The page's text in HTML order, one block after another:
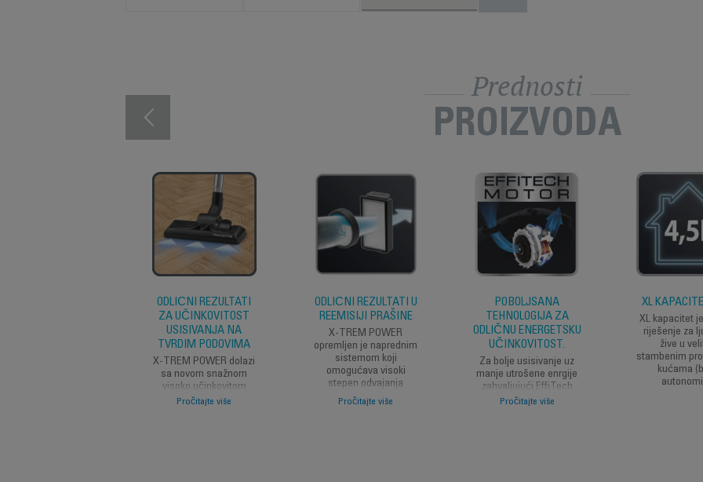
Prednosti
PROIZVODA
ODLIČNI REZULTATI
ZA UČINKOVITOST
USISIVANJA NA
TVRDIM PODOVIMA
X-TREM POWER dolazi
sa novom snažnom
visoko učinkovitom
usisnom glavom, i pruža
Pročitajte više
ODLIČNI REZULTATI U
REEMISIJI PRAŠINE
X-TREM POWER
opremljen je naprednim
sistemom koji
omogućava visoki
stepen odvajanja
čestica prašine od zraka.
Kao vrhunac toga: - Filter
Pročitajte više
POBOLJŠANA
TEHNOLOGIJA ZA
ODLIČNU ENERGETSKU
UČINKOVITOST.
Za bolje usisivanje uz
manje utrošene enrgije
zahvaljujući EffiTech
motoru koji utire put ka
Pročitajte više
XL
XL kapacitet
riješenje za
žive u
stambenim
kućama